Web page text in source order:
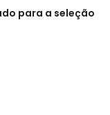
para a seleção